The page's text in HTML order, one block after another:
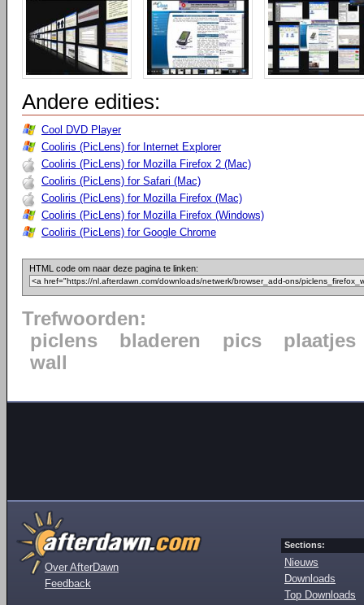
Andere edities:
Cool DVD Player
Cooliris (PicLens) for Internet Explorer
Cooliris (PicLens) for Mozilla Firefox 2 (Mac)
Cooliris (PicLens) for Safari (Mac)
Cooliris (PicLens) for Mozilla Firefox (Mac)
Cooliris (PicLens) for Mozilla Firefox (Windows)
Cooliris (PicLens) for Google Chrome
HTML code om naar deze pagina te linken:
Trefwoorden:
piclens
bladeren pics
plaatjes
wall
Over AfterDawn
Feedback
Sections:
Nieuws
Downloads
Top Downloads